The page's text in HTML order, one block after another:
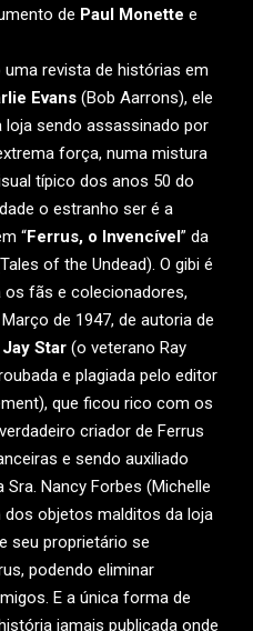
de Paul Monette e
revista de histórias em
Evans (Bob Aarrons), ele
sendo assassinado por
força, numa mistura
típico dos anos 50 do
o estranho ser é a
“Ferrus, o Invencível” da
of the Undead). O gibi é
os fãs e colecionadores,
de 1947, de autoria de
Jay Star (o veterano Ray
e plagiada pelo editor
que ficou rico com os
criador de Ferrus
e sendo auxiliado
Nancy Forbes (Michelle
dos objetos malditos da loja
seu proprietário se
podendo eliminar
E a única forma de
jamais publicada onde